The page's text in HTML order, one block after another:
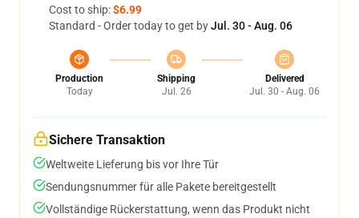
Cost to ship:$6.99
Standard - Order today to get byJul. 30 - Aug. 06
Production
Today
Shipping
Jul. 26
Delivered
Jul. 30 - Aug. 06
Sichere Transaktion
Weltweite Lieferung bis vor Ihre Tür
Sendungsnummer für alle Pakete bereitgestellt
Vollständige Rückerstattung, wenn das Produkt nicht